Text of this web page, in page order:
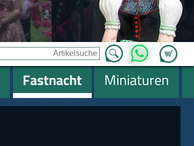
Zum
WhatsApp
Fastnacht
Miniaturen